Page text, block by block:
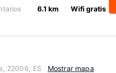
6.1 km Wifi gratis
22006, ES Mostrar mapa